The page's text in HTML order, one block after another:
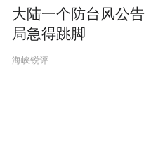
大陆一个防台风公告
局急得跳脚
海峡锐评